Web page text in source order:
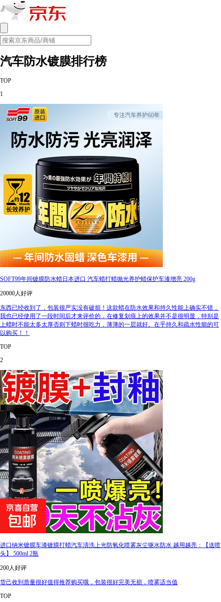
汽车防水镀膜排行榜
TOP
1
SOFT99年间镀膜防水蜡日本进口 汽车蜡打蜡抛光养护蜡保护车漆增亮 200g
20000人好评
东西已经收到了，包装很严实没有破损！这款蜡在防水效果和持久性能上确实不错，
我也已经使用了一段时间后才来评价的，在修复划痕上的效果并不是很明显，特别是
上蜡时不能太多太厚否则下蜡时很吃力，薄薄的一层就好。在乎持久和疏水性能的可
以购买！！
TOP
2
进口纳米镀膜车漆镀膜打蜡汽车清洗上光防氧化喷雾灰尘驱水防水 越用越亮：【送喷
头】 500ml 2瓶
200人好评
货己收到质量很好值得推荐购买哦，包装很好完美无损，喷雾适当值
TOP